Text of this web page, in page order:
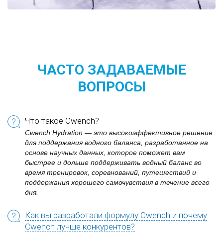
ЧАСТО ЗАДАВАЕМЫЕ
ВОПРОСЫ
Что такое Cwench?
Cwench Hydration — это высокоэффективное решение
для поддержания водного баланса, разработанное на
основе научных данных, которое поможет вам
быстрее и дольше поддерживать водный баланс во
время тренировок, соревнований, путешествий и
поддержания хорошего самочувствия в течение всего
дня.
Как вы разработали формулу Cwench и почему
Cwench лучше конкурентов?